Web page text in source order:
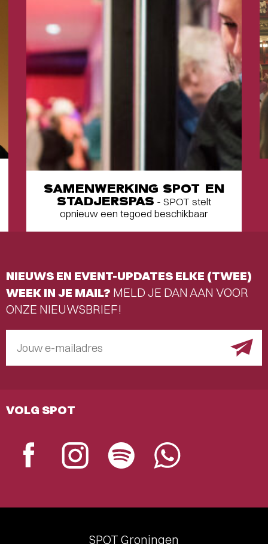
SAMENWERKING SPOT EN
STADJERSPAS - SPOT stelt
opnieuw een tegoed beschikbaar
NIEUWS EN EVENT-UPDATES ELKE (TWEE)
WEEK IN JE MAIL? MELD JE DAN AAN VOOR
ONZE NIEUWSBRIEF!
Jouw e-mailadres
VOLG SPOT
SPOT Groningen